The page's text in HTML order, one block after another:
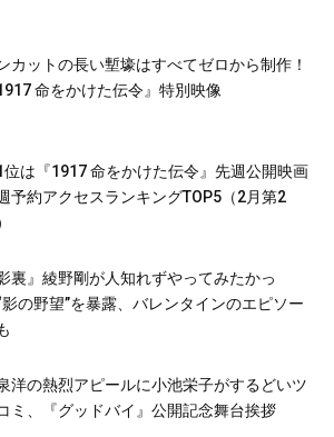
カットの長い塹壕はすべてゼロから制作！
1917 命をかけた伝令』特別映像
位は『1917 命をかけた伝令』先週公開映画
予約アクセスランキングTOP5（2月第2
影裏』綾野剛が人知れずやってみたかっ
影の野望”を暴露、バレンタインのエピソー
洋の熱烈アピールに小池栄子がするどいツ
ミ、『グッドバイ』公開記念舞台挨拶